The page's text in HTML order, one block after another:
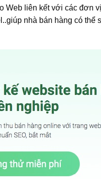
Web liên kết với các đơn
nhà bán hàng có